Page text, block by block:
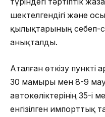
түріндегі тәртіптік
шектелгендігі және
қылықтарының себеп-
анықталды.
Аталған өткізу
30 мамыры мен 8-9
автокөліктерінің 35-і
енгізілген импорттық